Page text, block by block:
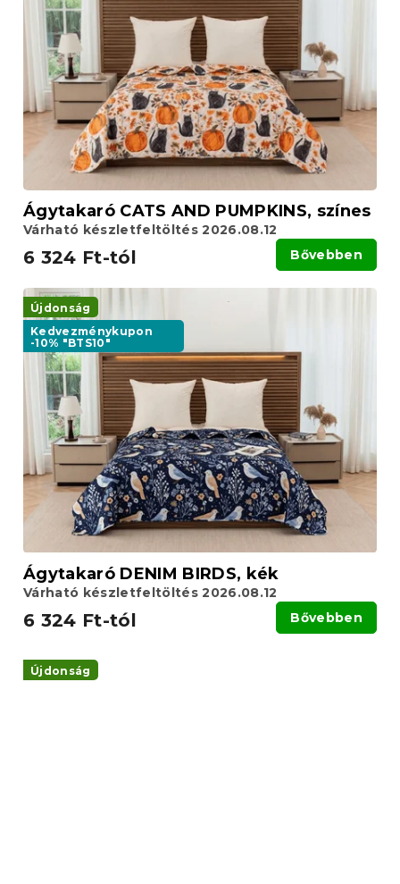
Ágytakaró CATS AND PUMPKINS, színes
Várható készletfeltöltés 2026.08.12
6 324 Ft-tól Bővebben
Újdonság
Kedvezménykupon
-10% "BTS10"
Ágytakaró DENIM BIRDS, kék
Várható készletfeltöltés 2026.08.12
6 324 Ft-tól Bővebben
Újdonság